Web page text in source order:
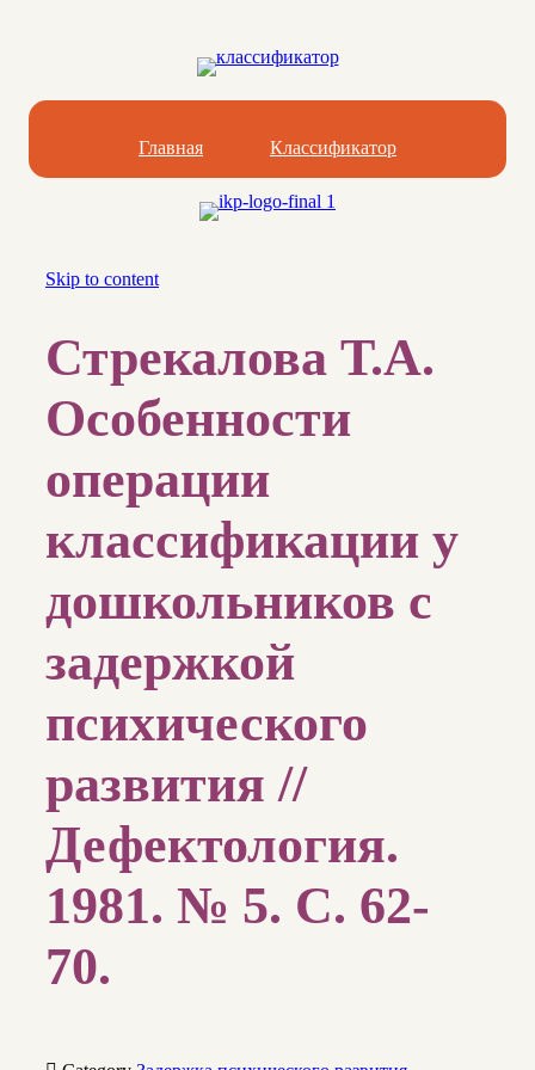
Главная Классификатор
Skip to content
Стрекалова Т.А.
Особенности
операции
классификации у
дошкольников с
задержкой
психического
развития //
Дефектология.
1981. № 5. С. 62-
70.